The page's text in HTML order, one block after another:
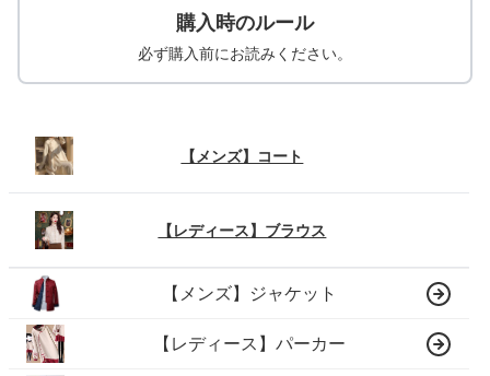
購入時のルール
必ず購入前にお読みください。
【メンズ】コート
【レディース】ブラウス
【メンズ】ジャケット
【レディース】パーカー